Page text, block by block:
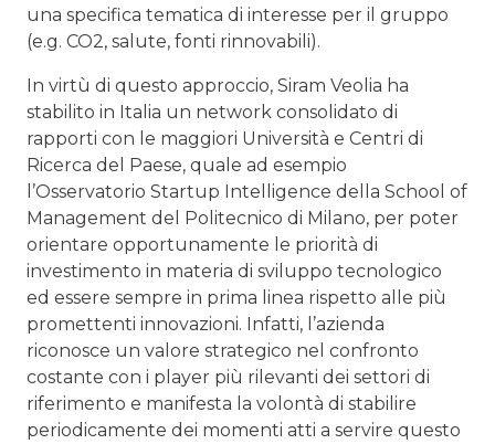
una specifica tematica di interesse per il gruppo
(e.g. CO2, salute, fonti rinnovabili).
In virtù di questo approccio, Siram Veolia ha
stabilito in Italia un network consolidato di
rapporti con le maggiori Università e Centri di
Ricerca del Paese, quale ad esempio
l’Osservatorio Startup Intelligence della School of
Management del Politecnico di Milano, per poter
orientare opportunamente le priorità di
investimento in materia di sviluppo tecnologico
ed essere sempre in prima linea rispetto alle più
promettenti innovazioni. Infatti, l’azienda
riconosce un valore strategico nel confronto
costante con i player più rilevanti dei settori di
riferimento e manifesta la volontà di stabilire
periodicamente dei momenti atti a servire questo